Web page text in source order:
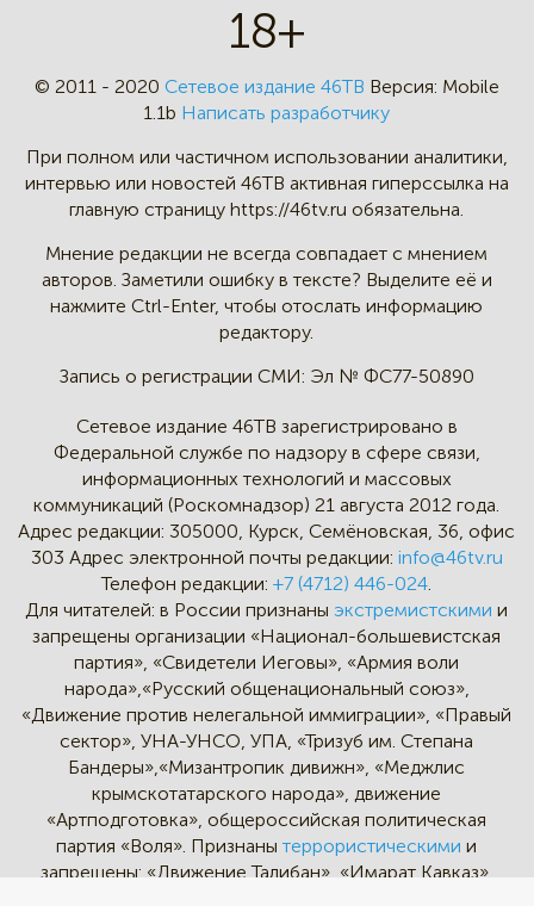
18+
© 2011 - 2020 Сетевое издание 46ТВ Версия: Mobile
1.1b Написать разработчику
При полном или частичном использовании аналитики,
интервью или новостей 46TB активная гиперссылка на
главную страницу https://46tv.ru обязательна.
Мнение редакции не всегда совпадает с мнением
авторов. Заметили ошибку в тексте? Выделите её и
нажмите Ctrl-Enter, чтобы отослать информацию
редактору.
Запись о регистрации СМИ: Эл № ФС77-50890
Сетевое издание 46ТВ зарегистрировано в
Федеральной службе по надзору в сфере связи,
информационных технологий и массовых
коммуникаций (Роскомнадзор) 21 августа 2012 года.
Адрес редакции: 305000, Курск, Семёновская, 36, офис
303 Адрес электронной почты редакции: info@46tv.ru
Телефон редакции: +7 (4712) 446-024
Для читателей: в России признаныэкстремистскими и
запрещены организации «Национал-большевистская
партия», «Свидетели Иеговы», «Армия воли
народа»,«Русский общенациональный союз»,
«Движение против нелегальной иммиграции», «Правый
сектор», УНА-УНСО, УПА, «Тризуб им. Степана
Бандеры»,«Мизантропик дивижн», «Меджлис
крымскотатарского народа», движение
«Артподготовка», общероссийская политическая
партия «Воля». Признанытеррористическими и
запрещены: «Движение Талибан», «Имарат Кавказ»,